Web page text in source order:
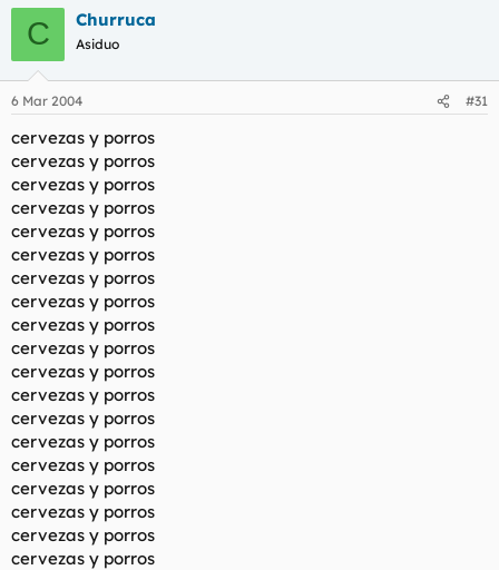
C Churruca
Asiduo
6 Mar 2004 #31
cervezas y porros
cervezas y porros
cervezas y porros
cervezas y porros
cervezas y porros
cervezas y porros
cervezas y porros
cervezas y porros
cervezas y porros
cervezas y porros
cervezas y porros
cervezas y porros
cervezas y porros
cervezas y porros
cervezas y porros
cervezas y porros
cervezas y porros
cervezas y porros
cervezas y porros